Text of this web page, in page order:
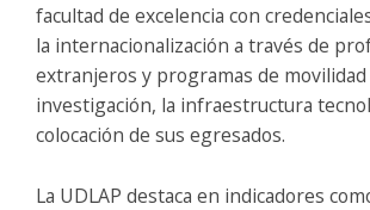
facultad de excelencia con
la internacionalización a través de
extranjeros y programas de
investigación, la infraestructura
colocación de sus egresados.
La UDLAP destaca en indicadores